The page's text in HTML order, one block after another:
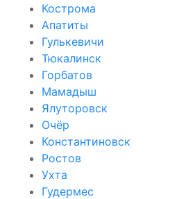
Кострома
Апатиты
Гулькевичи
Тюкалинск
Горбатов
Мамадыш
Ялуторовск
Очёр
Константиновск
Ростов
Ухта
Гудермес